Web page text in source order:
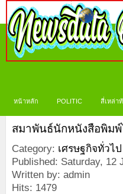
หน้าหลัก POLITIC สี่เหล่า
สมาพันธ์นักหนังสือพิม
Category: เศรษฐกิจทั่วไป
Published: Saturday, 12
Written by: admin
Hits: 1479